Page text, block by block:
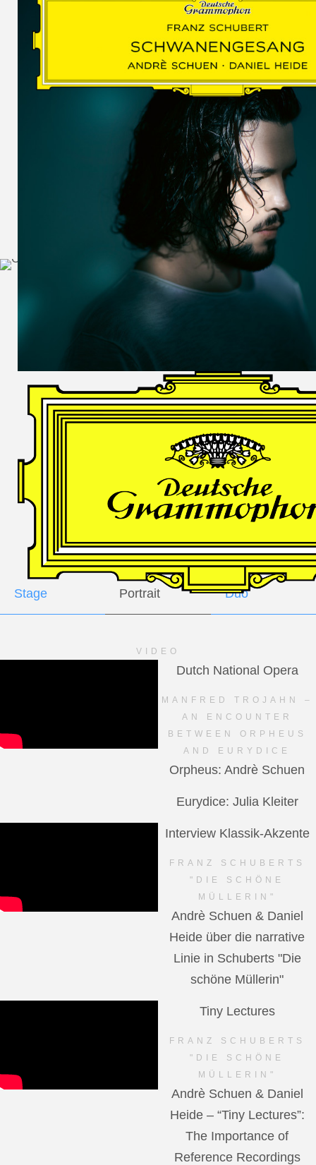
WOLF
MARTIN
SCHUMANN,
LIEDERKREIS
OP. 24
SECHS
MONOLOGE
AUS
JEDERMANN
GESÄNGE
Andrè Schuen,
Baritone
Daniel Heide,
Piano
GALLERY
Stage Portrait Duo
VIDEO
Dutch National Opera
MANFRED TROJAHN –
AN ENCOUNTER
BETWEEN ORPHEUS
AND EURYDICE
Orpheus: Andrè Schuen
Eurydice: Julia Kleiter
Interview Klassik-Akzente
FRANZ SCHUBERTS
"DIE SCHÖNE
MÜLLERIN"
Andrè Schuen & Daniel
Heide über die narrative
Linie in Schuberts "Die
schöne Müllerin"
Tiny Lectures
FRANZ SCHUBERTS
"DIE SCHÖNE
MÜLLERIN"
Andrè Schuen & Daniel
Heide – “Tiny Lectures”:
The Importance of
Reference Recordings